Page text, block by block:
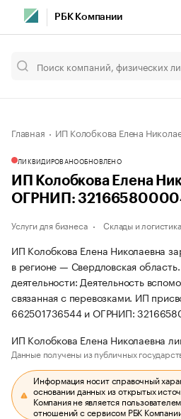
РБК Компании
Главная ИП Колобкова Елена
ЛИКВИДИРОВАНООБНОВЛЕНО
ИП Колобкова Елена
ОГРНИП:
Услуги для бизнеса Склады и логистика
ИП Колобкова Елена Николаевна
в регионе — Свердловская
деятельности: Деятельность
связанная с перевозками. ИП
662501736544 и ОГРНИП:
ИП Колобкова Елена Николаевна
Данные получены из публичных
Информация носит справочный
основании данных из открытых
Компания не является
отношений с сервисом РБК